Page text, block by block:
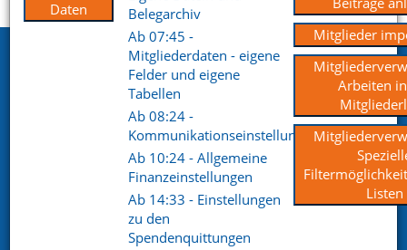
Daten
Belegarchiv
Ab 07:45 -
Mitgliederdaten - eigene
Felder und eigene
Tabellen
Ab 08:24 -
Kommunikationseinstellungen
Ab 10:24 - Allgemeine
Finanzeinstellungen
Ab 14:33 - Einstellungen
zu den
Spendenquittungen
Mitglieder
Arbeiten
Listen
Öttinger Straße 11
84307 Eggenfelden
Telefon. +49 (0) 8721 / 50648-89
info@netxp-verein.de